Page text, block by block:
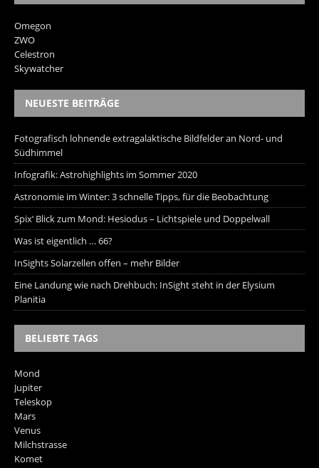
Omegon
ZWO
Celestron
Skywatcher
NEUESTE BEITRÄGE
Fotografisch lohnende extragalaktische Bildfelder an Nord- und
Südhimmel
Infografik: Astrohighlights im Sommer 2020
Astronomie im Winter: 3 schnelle Tipps, für die Beobachtung
Spix‘ Blick zum Mond: Hesiodus – Lichtspiele und Doppelwall
Was ist eigentlich … 66?
InSights Solarzellen offen – mehr Bilder
Eine Landung wie nach Drehbuch: InSight steht in der Elysium
Planitia
BELIEBTE TAGS
Mond
Jupiter
Teleskop
Mars
Venus
Milchstrasse
Komet